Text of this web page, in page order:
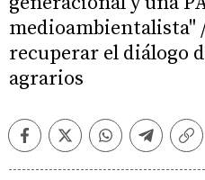
medioambientalista"
recuperar el diálogo
agrarios
FacebookTwitterWhatsappTelegram